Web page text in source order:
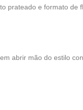
prateado e formato de
abrir mão do estilo